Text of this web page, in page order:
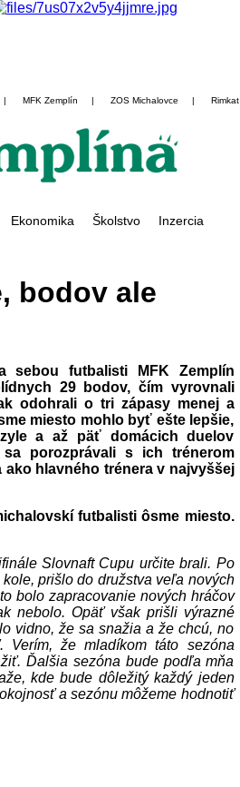
| MFK Zemplín | ZOS Michalovce | Rimkat
Ekonomika Školstvo Inzercia
bodov ale
sebou futbalisti MFK Zemplín
29 bodov, čím vyrovnali
odohrali o tri zápasy menej a
miesto mohlo byť ešte lepšie,
a až päť domácich duelov
porozprávali s ich trénerom
hlavného trénera v najvyššej
futbalisti ôsme miesto.
Slovnaft Cupu určite brali. Po
prišlo do družstva veľa nových
bolo zapracovanie nových hráčov
nebolo. Opäť však prišli výrazné
vidno, že sa snažia a že chcú, no
Verím, že mladíkom táto sezóna
Ďalšia sezóna bude podľa mňa
kde bude dôležitý každý jeden
a sezónu môžeme hodnotiť